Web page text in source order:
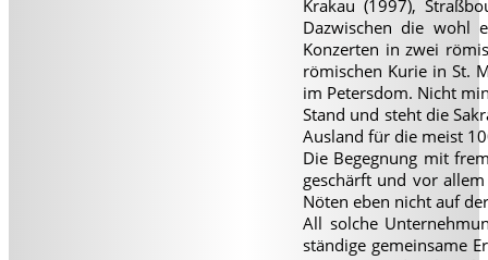
Krakau (1997),
Dazwischen die wohl
Konzerten in zwei
römischen Kurie in St.
im Petersdom. Nicht
Stand und steht die
Ausland für die meist
Die Begegnung mit
geschärft und vor
Nöten eben nicht auf
All solche
ständige gemeinsame